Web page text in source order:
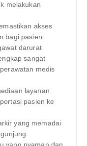
melakukan
akses
bagi pasien.
darurat
sangat
medis
layanan
pasien ke
yang memadai